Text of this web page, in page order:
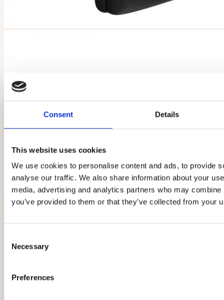
Consent Details
This website uses cookies
We use cookies to personalise content and ads, to provide
analyse our traffic. We also share information about your
media, advertising and analytics partners who may
you’ve provided to them or that they’ve collected from your
Selection
Necessary
Preferences